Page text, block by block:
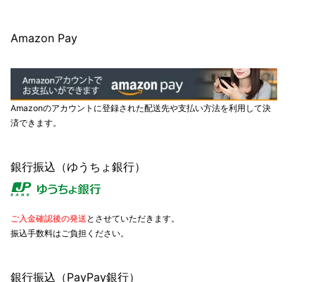
Amazon Pay
Amazonのアカウントに登録された配送先や支払い方法を利用して決
済できます。
銀行振込（ゆうちょ銀行）
ご入金確認後の発送 とさせていただきます。
振込手数料はご負担ください。
銀行振込（PayPay銀行）